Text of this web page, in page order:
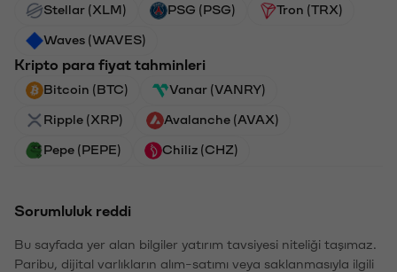
Stellar (XLM) PSG (PSG) Tron (TRX)
Waves (WAVES)
Kripto para fiyat tahminleri
Bitcoin (BTC) Vanar (VANRY)
Ripple (XRP) Avalanche (AVAX)
Pepe (PEPE) Chiliz (CHZ)
Sorumluluk reddi
Bu sayfada yer alan bilgiler yatırım tavsiyesi niteliği taşımaz.
Paribu, dijital varlıkların alım-satımı veya saklanmasıyla ilgili